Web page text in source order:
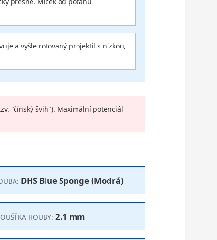
a vyšle rotovaný projektil s nízkou,
"čínský švih"). Maximální potenciál
DHS Blue Sponge (Modrá)
HOUBY: 2.1 mm